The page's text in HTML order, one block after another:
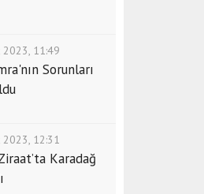
2023, 11:49
Sorunları
2023, 12:31
Karadağ